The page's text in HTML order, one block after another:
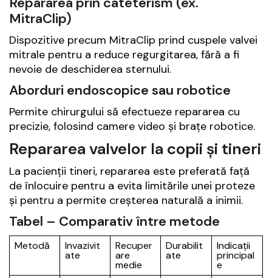
MitraClip)
Dispozitive precum MitraClip prind cuspele valvei
mitrale pentru a reduce regurgitarea, fără a fi
nevoie de deschiderea sternului.
Aborduri endoscopice sau robotice
Permite chirurgului să efectueze repararea cu
precizie, folosind camere video și brațe robotice.
Repararea valvelor la copii și tineri
La pacienții tineri, repararea este preferată față
de înlocuire pentru a evita limitările unei proteze
și pentru a permite creșterea naturală a inimii.
Tabel – Comparativ între metode
Metodă Invazivit
ate
Recuper
are
medie
Durabilit
ate
Indicații
principal
e